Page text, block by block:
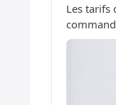
Les tarifs